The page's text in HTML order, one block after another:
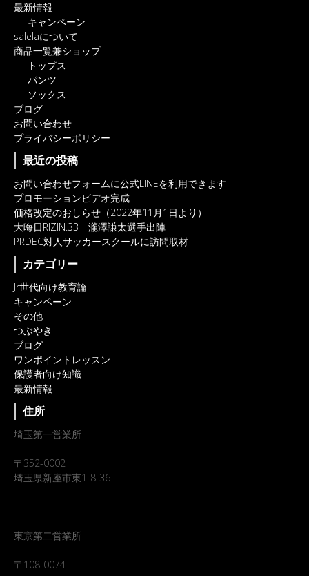
最新情報
キャンペーン
salelaについて
商品一覧兼ショップ
トップス
パンツ
ソックス
ブログ
お問い合わせ
プライバシーポリシー
最近の投稿
お問い合わせフォームに公式LINEを利用できます
プロモーションビデオ完成
価格改定のおしらせ（2022年11月1日より）
大晦日RIZIN.33 瀧澤謙太選手出陣
PRDEC対人サッカースクールに訪問取材
カテゴリー
Jr世代向け教育論
キャンペーン
その他
つぶやき
ブログ
ワンポイントレッスン
保護者向け知識
最新情報
住所
埼玉第一営業所
〒352-0002
埼玉県新座市東1-8-36
東京第二営業所
〒108-0074